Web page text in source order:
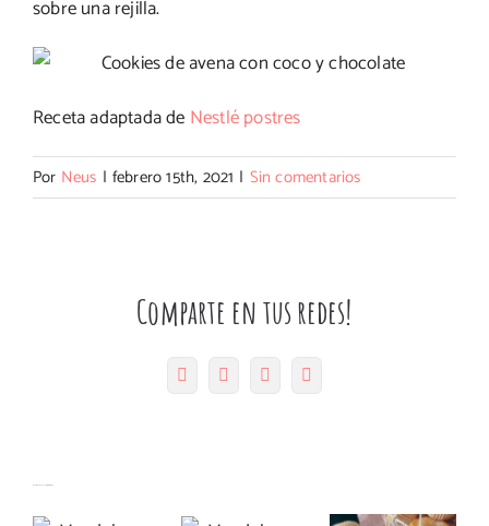
sobre una rejilla.
Receta adaptada de Nestlé postres
Por Neus | febrero 15th, 2021 | Sin comentarios
Comparte en tus redes!
FacebookTwitter Pinterest
electrónico
Magdalenas